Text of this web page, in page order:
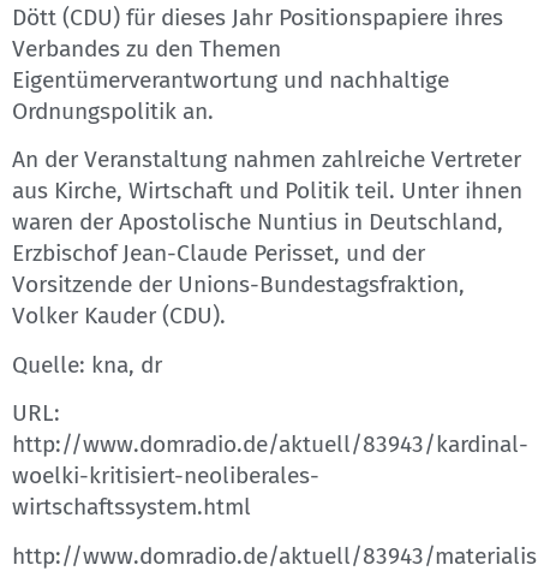
Dött (CDU) für dieses Jahr Positionspapiere ihres
Verbandes zu den Themen
Eigentümerverantwortung und nachhaltige
Ordnungspolitik an.
An der Veranstaltung nahmen zahlreiche Vertreter
aus Kirche, Wirtschaft und Politik teil. Unter ihnen
waren der Apostolische Nuntius in Deutschland,
Erzbischof Jean-Claude Perisset, und der
Vorsitzende der Unions-Bundestagsfraktion,
Volker Kauder (CDU).
Quelle: kna, dr
URL:
http://www.domradio.de/aktuell/83943/kardinal-
woelki-kritisiert-neoliberales-
wirtschaftssystem.html
http://www.domradio.de/aktuell/83943/